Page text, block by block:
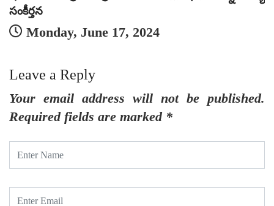
సంకీర్తన
Monday, June 17, 2024
Leave a Reply
Your email address will not be published.
Required fields are marked *